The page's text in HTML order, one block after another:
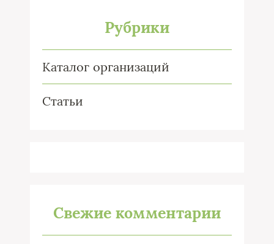
Рубрики
Каталог организаций
Статьи
Свежие комментарии